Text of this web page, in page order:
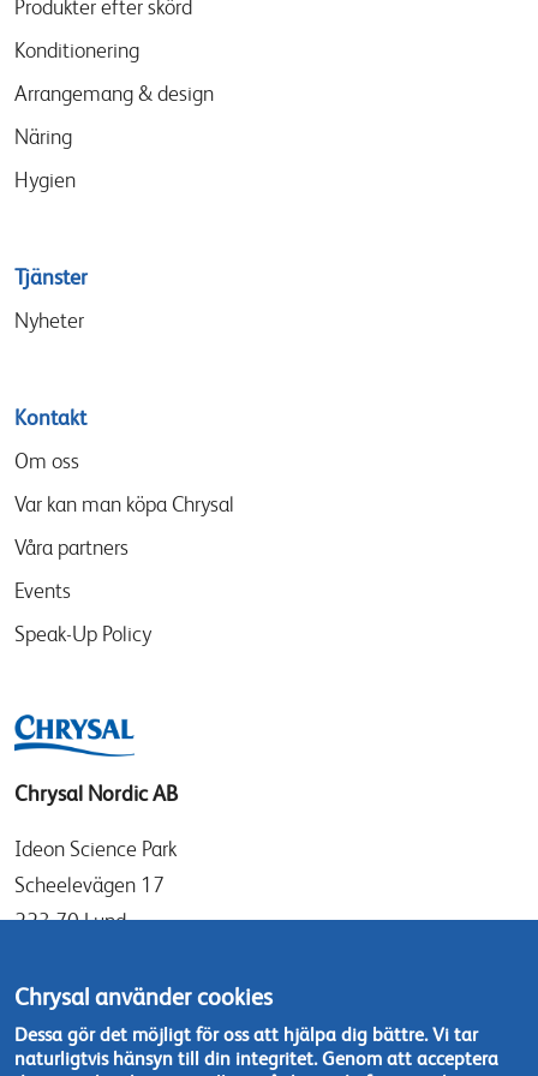
Produkter efter skörd
Konditionering
Arrangemang & design
Näring
Hygien
Tjänster
Nyheter
Kontakt
Om oss
Var kan man köpa Chrysal
Våra partners
Events
Speak-Up Policy
Chrysal Nordic AB
Ideon Science Park
Scheelevägen 17
223 70 Lund
info@chrysal.se
Tel: +46 46 - 19 05 40
Chrysal använder cookies
Dessa gör det möjligt för oss att hjälpa dig bättre. Vi tar
naturligtvis hänsyn till din integritet. Genom att acceptera